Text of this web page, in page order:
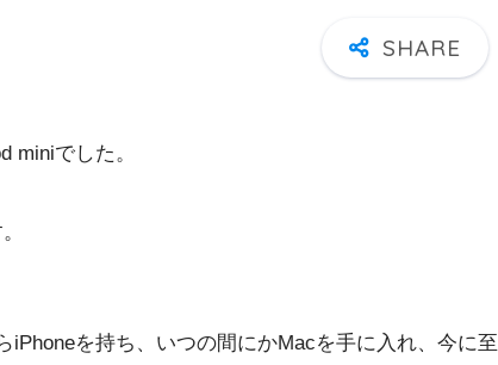
miniでした。
iPhoneを持ち、いつの間にかMacを手に入れ、今に至